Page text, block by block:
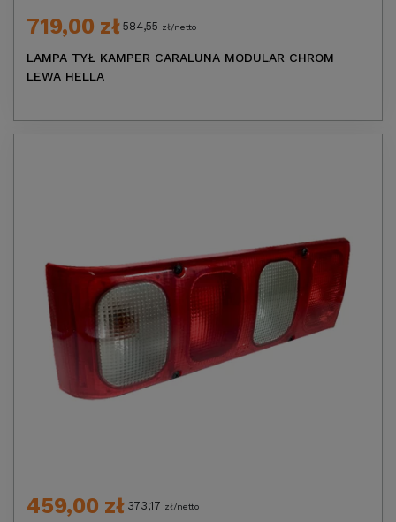
719,00 zł 584,55 zł/netto
LAMPA TYŁ KAMPER CARALUNA MODULAR CHROM
LEWA HELLA
459,00 zł 373,17 zł/netto